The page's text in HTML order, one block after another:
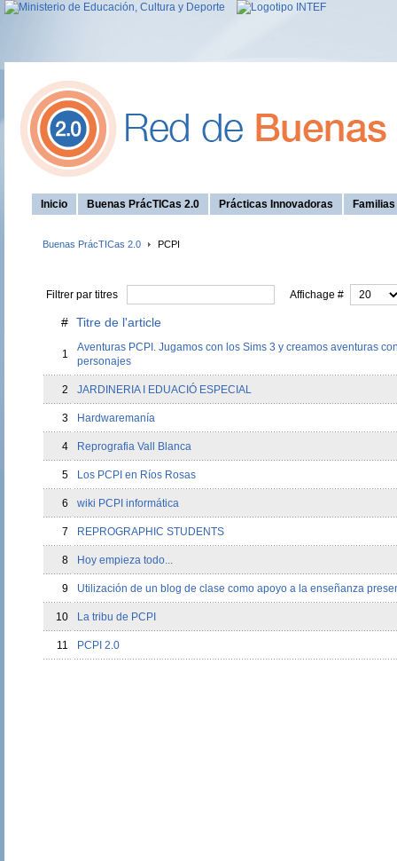
Inicio Buenas PrácTICas 2.0 Prácticas Innovadoras
Buenas PrácTICas 2.0 PCPI
Filtrer par titres Affichage #
# Titre de l'article
1
Aventuras PCPI. Jugamos con los Sims 3 y creamos aventuras
personajes
2 JARDINERIA I EDUACIÓ ESPECIAL
3 Hardwaremanía
4 Reprografia Vall Blanca
5 Los PCPI en Ríos Rosas
6 wiki PCPI informática
7 REPROGRAPHIC STUDENTS
8 Hoy empieza todo...
9 Utilización de un blog de clase como apoyo a la enseñanza
10 La tribu de PCPI
11 PCPI 2.0